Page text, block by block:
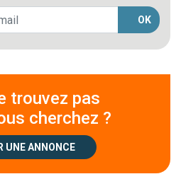
OK
trouvez pas
cherchez ?
UNE ANNONCE